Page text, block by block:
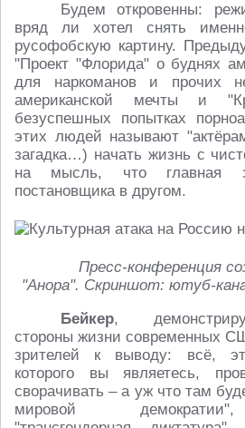
Будем откровенны:
вряд ли хотел снять
русофобскую картину.
"Проект "Флорида" о буднях
для наркоманов и прочих
американской мечты и
безуспешных попытках
этих людей называют
загадка…) начать жизнь с
на мысль, что главная
постановщика в другом.
Пресс-конференция
"Анора". Скриншот: ютуб-
Бейкер,
стороны жизни современных
зрителей к выводу: всё,
которого вы являетесь,
сворачивать – а уж что там
мировой